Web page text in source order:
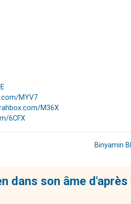
MYV7
M36X
6CFX
Binyamin
dans son âme d'après